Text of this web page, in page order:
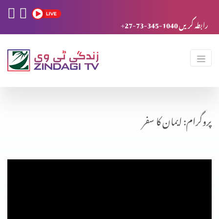
+27-73-345-1040 رابطہ کریں
پروگرام: ایمان کا سفر